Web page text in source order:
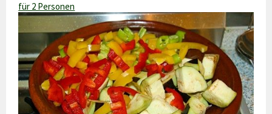
für 2 Personen